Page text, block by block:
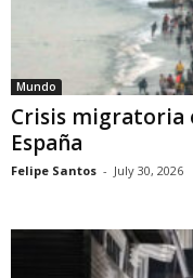
Mundo
Crisis migratoria
España
Felipe Santos - July 30, 2026